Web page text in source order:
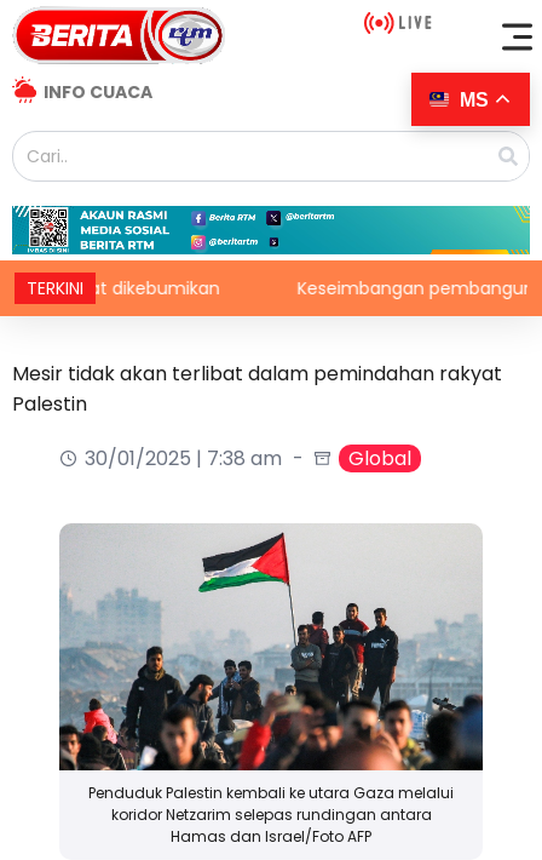
INFO CUACA
TERKINI
dikebumikan Keseimbangan pembangunan
Mesir tidak akan terlibat dalam pemindahan rakyat
Palestin
30/01/2025 | 7:38 am
Global
Penduduk Palestin kembali ke utara Gaza melalui
koridor Netzarim selepas rundingan antara
Hamas dan Israel/Foto AFP
MS